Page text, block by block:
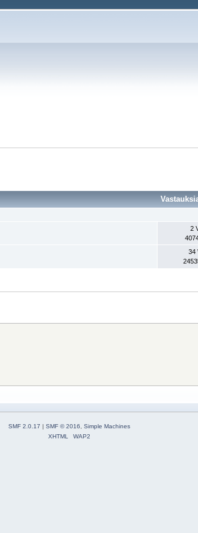
2
34
SMF 2.0.17 | SMF © 2016, Simple Machines
XHTML
WAP2